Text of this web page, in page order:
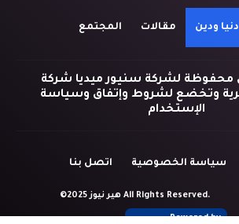
دنيا ودين مقالات المجتمع
محفوظة لشركة سنيور ميديا شركة
وتخضع لشروط وإتفاق وسياسة
الإستخدام
سياسة الخصوصية اتصل بنا
©2025 هير نيوز All Rights Reserved.
Powered by